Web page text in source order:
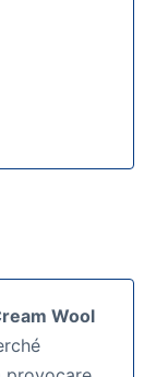
Wool